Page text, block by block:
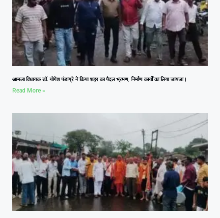
आमला विधायक डॉ. योगेश पंडाग्रे ने किया शहर का पैदल भ्रमण, निर्माण कार्यों का लिया जायजा।
Read More »